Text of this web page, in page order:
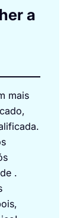
a
mais
.